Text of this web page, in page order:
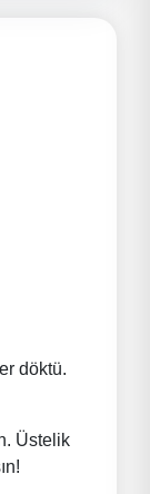
döktü.
Üstelik